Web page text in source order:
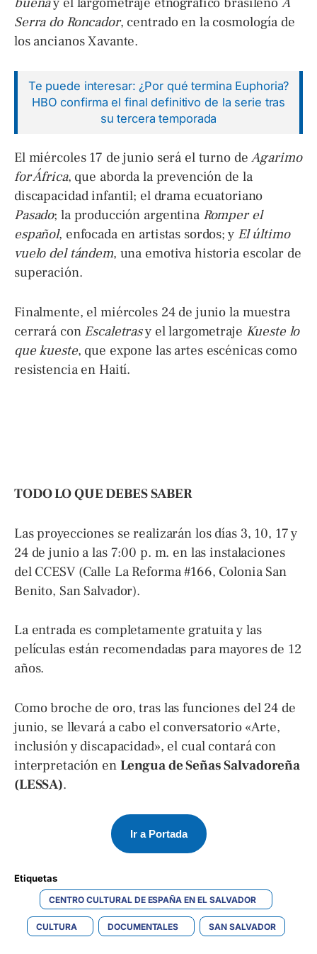
Serra do Roncador, centrado en la cosmología de
los ancianos Xavante.
Te puede interesar: ¿Por qué termina Euphoria?
HBO confirma el final definitivo de la serie tras
su tercera temporada
El miércoles 17 de junio será el turno deAgarimo
for África, que aborda la prevención de la
discapacidad infantil; el drama ecuatoriano
Pasado; la producción argentina Romper el
español, enfocada en artistas sordos; y El último
vuelo del tándem, una emotiva historia escolar de
superación.
Finalmente, el miércoles 24 de junio la muestra
cerrará con Escaletrasy el largometraje Kueste lo
que kueste, que expone las artes escénicas como
resistencia en Haití.
TODO LO QUE DEBES SABER
Las proyecciones se realizarán los días 3, 10, 17 y
24 de junio a las 7:00 p. m. en las instalaciones
del CCESV (Calle La Reforma #166, Colonia San
Benito, San Salvador).
La entrada es completamente gratuita y las
películas están recomendadas para mayores de 12
años.
Como broche de oro, tras las funciones del 24 de
junio, se llevará a cabo el conversatorio «Arte,
inclusión y discapacidad», el cual contará con
interpretación en Lengua de Señas Salvadoreña
(LESSA).
Ir a Portada
Etiquetas
CENTRO CULTURAL DE ESPAÑA EN EL SALVADOR
CULTURA DOCUMENTALES SAN SALVADOR